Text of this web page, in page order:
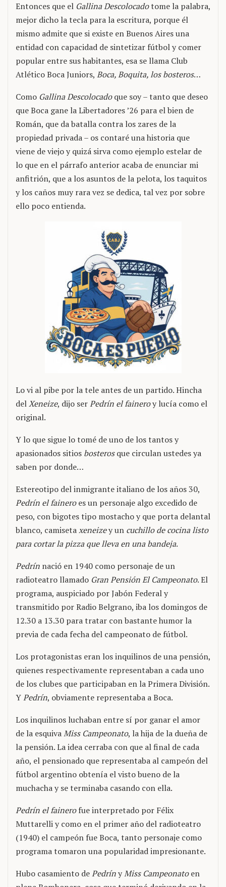
Entonces que el Gallina Descolocadotome la palabra,
mejor dicho la tecla para la escritura, porque él
mismo admite que si existe en Buenos Aires una
entidad con capacidad de sintetizar fútbol y comer
popular entre sus habitantes, esa se llama Club
Atlético Boca Juniors, Boca, Boquita, los bosteros…
Como Gallina Descolocadoque soy – tanto que deseo
que Boca gane la Libertadores ’26 para el bien de
Román, que da batalla contra los zares de la
propiedad privada – os contaré una historia que
viene de viejo y quizá sirva como ejemplo estelar de
lo que en el párrafo anterior acaba de enunciar mi
anfitrión, que a los asuntos de la pelota, los taquitos
y los caños muy rara vez se dedica, tal vez por sobre
ello poco entienda.
Lo vi al pibe por la tele antes de un partido. Hincha
delXeneize, dijo serPedrín el faineroy lucía como el
original.
Y lo que sigue lo tomé de uno de los tantos y
apasionados sitios bosterosque circulan ustedes ya
saben por donde…
Estereotipo del inmigrante italiano de los años 30,
Pedrín el faineroes un personaje algo excedido de
peso, con bigotes tipo mostacho y que porta delantal
blanco, camisetaxeneizey un cuchillo de cocina listo
para cortar la pizza que lleva en una bandeja.
Pedrín nació en 1940 como personaje de un
radioteatro llamado Gran Pensión El Campeonato. El
programa, auspiciado por Jabón Federal y
transmitido por Radio Belgrano, iba los domingos de
12.30 a 13.30 para tratar con bastante humor la
previa de cada fecha del campeonato de fútbol.
Los protagonistas eran los inquilinos de una pensión,
quienes respectivamente representaban a cada uno
de los clubes que participaban en la Primera División.
YPedrín, obviamente representaba a Boca.
Los inquilinos luchaban entre sí por ganar el amor
de la esquivaMiss Campeonato, la hija de la dueña de
la pensión. La idea cerraba con que al final de cada
año, el pensionado que representaba al campeón del
fútbol argentino obtenía el visto bueno de la
muchacha y se terminaba casando con ella.
Pedrín el fainerofue interpretado por Félix
Muttarelli y como en el primer año del radioteatro
(1940) el campeón fue Boca, tanto personaje como
programa tomaron una popularidad impresionante.
Hubo casamiento dePedrínyMiss Campeonatoen